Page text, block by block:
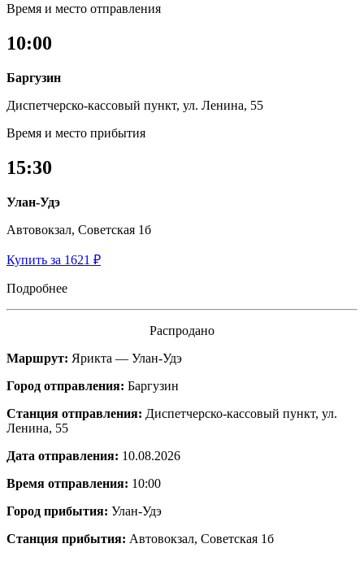
Время и место отправления
10:00
Баргузин
Диспетчерско-кассовый пункт, ул. Ленина, 55
Время и место прибытия
15:30
Улан-Удэ
Автовокзал, Советская 1б
Купить за 1621 ₽
Подробнее
Распродано
Маршрут: Ярикта — Улан-Удэ
Город отправления: Баргузин
Станция отправления: Диспетчерско-кассовый пункт, ул.
Ленина, 55
Дата отправления: 10.08.2026
Время отправления: 10:00
Город прибытия: Улан-Удэ
Станция прибытия: Автовокзал, Советская 1б